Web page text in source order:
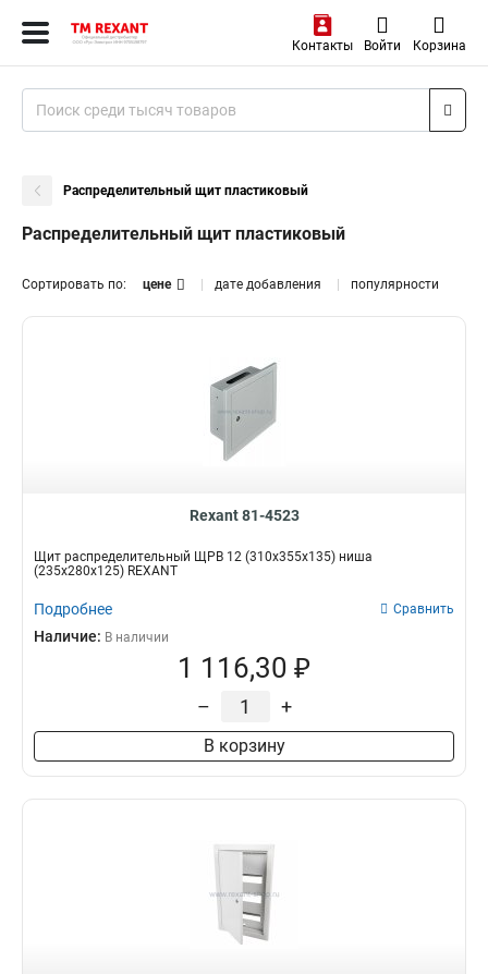
Контакты Войти Корзина
Распределительный щит пластиковый
Распределительный щит пластиковый
Сортировать по: цене дате добавления популярности
Rexant 81-4523
Щит распределительный ЩРВ 12 (310х355х135) ниша
(235х280х125) REXANT
Подробнее Сравнить
Наличие: В наличии
1 116,30 ₽
– +
В корзину